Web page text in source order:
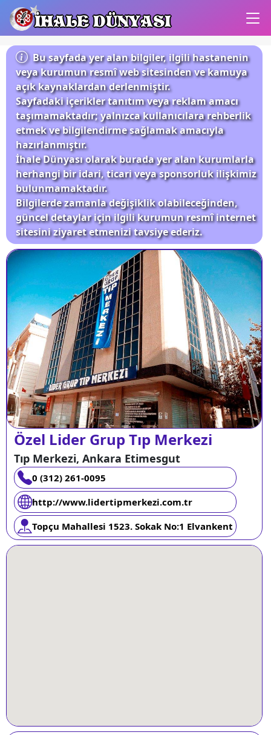
İHALE DÜNYASI
Bu sayfada yer alan bilgiler, ilgili hastanenin
veya kurumun resmî web sitesinden ve kamuya
açık kaynaklardan derlenmiştir.
Sayfadaki içerikler tanıtım veya reklam amacı
taşımamaktadır; yalnızca kullanıcılara rehberlik
etmek ve bilgilendirme sağlamak amacıyla
hazırlanmıştır.
İhale Dünyası olarak burada yer alan kurumlarla
herhangi bir idari, ticari veya sponsorluk ilişkimiz
bulunmamaktadır.
Bilgilerde zamanla değişiklik olabileceğinden,
güncel detaylar için ilgili kurumun resmî internet
sitesini ziyaret etmenizi tavsiye ederiz.
Özel Lider Grup Tıp Merkezi
Tıp Merkezi, Ankara Etimesgut
0 (312) 261-0095
http://www.lidertipmerkezi.com.tr
Topçu Mahallesi 1523. Sokak No:1 Elvankent